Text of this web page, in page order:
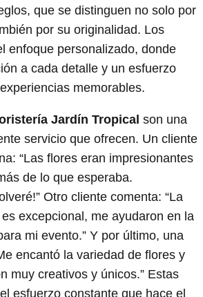
que se distinguen no solo por
por su originalidad. Los
enfoque personalizado, donde
a cada detalle y un esfuerzo
memorables.
Jardín Tropical son una
servicio que ofrecen. Un cliente
“Las flores eran impresionantes
de lo que esperaba.
Otro cliente comenta: “La
excepcional, me ayudaron en la
mi evento.” Y por último, una
encantó la variedad de flores y
muy creativos y únicos.” Estas
esfuerzo constante que hace el